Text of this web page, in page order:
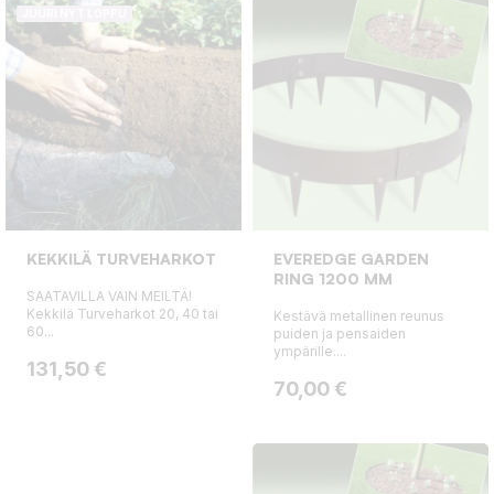
KEKKILÄ TURVEHARKOT
SAATAVILLA VAIN MEILTÄ!
Kekkilä Turveharkot 20, 40 tai
60...
Hinta
131,50 €
EVEREDGE GARDEN
RING 1200 MM
Kestävä metallinen reunus
puiden ja pensaiden
ympärille....
Hinta
70,00 €